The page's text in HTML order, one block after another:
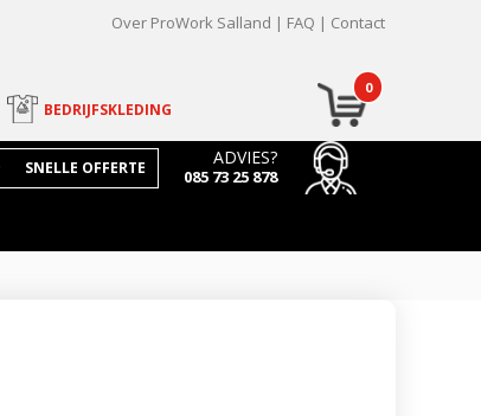
Over ProWork Salland FAQ Contact
0
BEDRIJFSKLEDING
ADVIES?
085 73 25 878
SNELLE OFFERTE